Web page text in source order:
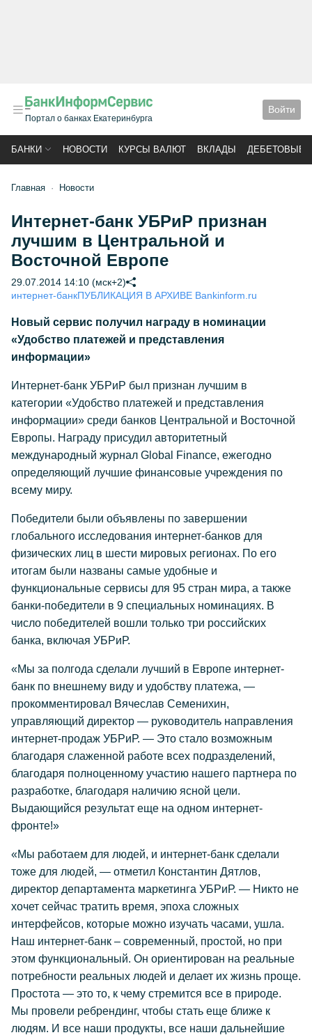
Портал о банках Екатеринбурга
Войти
БАНКИ НОВОСТИ КУРСЫ ВАЛЮТ ВКЛАДЫ ДЕБЕТОВЫЕ
Главная Новости
Интернет-банк УБРиР признан
лучшим в Центральной и
Восточной Европе
29.07.2014 14:10 (мск+2)
интернет-банкПУБЛИКАЦИЯ В АРХИВЕ Bankinform.ru
Новый сервис получил награду в номинации
«Удобство платежей и представления
информации»
Интернет-банк УБРиР был признан лучшим в
категории «Удобство платежей и представления
информации» среди банков Центральной и Восточной
Европы. Награду присудил авторитетный
международный журнал Global Finance, ежегодно
определяющий лучшие финансовые учреждения по
всему миру.
Победители были объявлены по завершении
глобального исследования интернет-банков для
физических лиц в шести мировых регионах. По его
итогам были названы самые удобные и
функциональные сервисы для 95 стран мира, а также
банки-победители в 9 специальных номинациях. В
число победителей вошли только три российских
банка, включая УБРиР.
«Мы за полгода сделали лучший в Европе интернет-
банк по внешнему виду и удобству платежа, —
прокомментировал Вячеслав Семенихин,
управляющий директор — руководитель направления
интернет-продаж УБРиР. — Это стало возможным
благодаря слаженной работе всех подразделений,
благодаря полноценному участию нашего партнера по
разработке, благодаря наличию ясной цели.
Выдающийся результат еще на одном интернет-
фронте!»
«Мы работаем для людей, и интернет-банк сделали
тоже для людей, — отметил Константин Дятлов,
директор департамента маркетинга УБРиР. — Никто не
хочет сейчас тратить время, эпоха сложных
интерфейсов, которые можно изучать часами, ушла.
Наш интернет-банк – современный, простой, но при
этом функциональный. Он ориентирован на реальные
потребности реальных людей и делает их жизнь проще.
Простота — это то, к чему стремится все в природе.
Мы провели ребрендинг, чтобы стать еще ближе к
людям. И все наши продукты, все наши дальнейшие